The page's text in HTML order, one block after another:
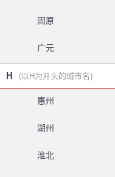
固原
广元
H (以H为开头的城市名)
惠州
湖州
淮北